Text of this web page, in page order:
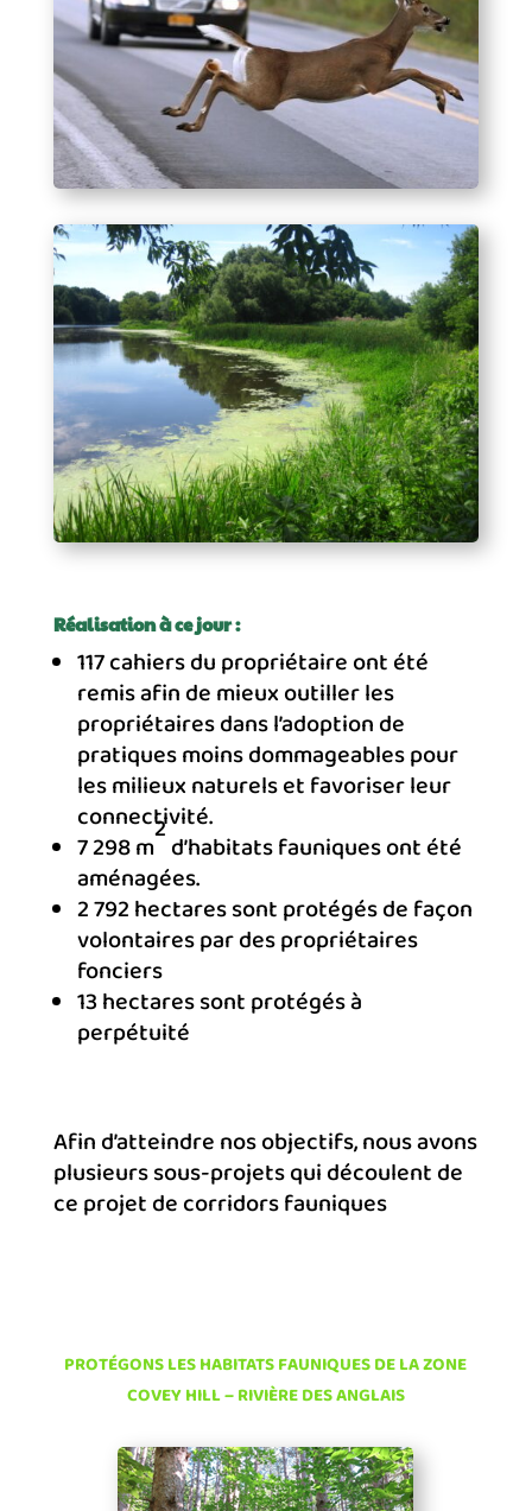
Réalisation à ce jour :
117 cahiers du propriétaire ont été
remis afin de mieux outiller les
propriétaires dans l’adoption de
pratiques moins dommageables pour
les milieux naturels et favoriser leur
connectivité.
7 298 m2d’habitats fauniques ont été
aménagées.
2 792 hectares sont protégés de façon
volontaires par des propriétaires
fonciers
13 hectares sont protégés à
perpétuité
Afin d’atteindre nos objectifs, nous avons
plusieurs sous-projets qui découlent de
ce projet de corridors fauniques
PROTÉGONS LES HABITATS FAUNIQUES DE LA ZONE
COVEY HILL – RIVIÈRE DES ANGLAIS